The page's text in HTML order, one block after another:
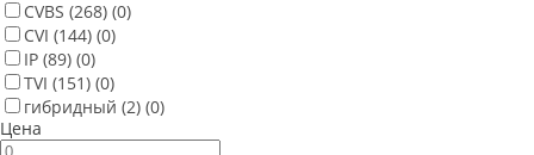
CVBS (268) (0)
CVI (144) (0)
IP (89) (0)
TVI (151) (0)
гибридный (2) (0)
Цена